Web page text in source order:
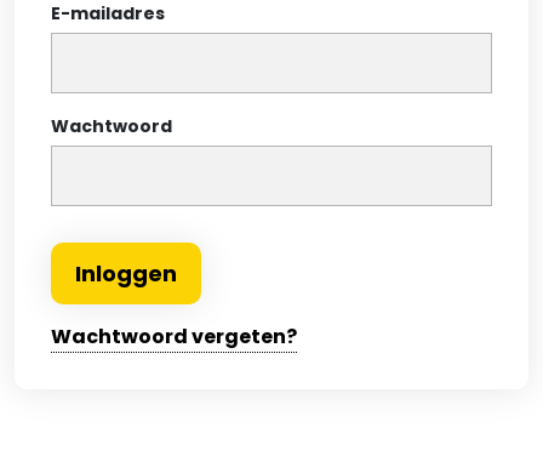
E-mailadres
Wachtwoord
Inloggen
Wachtwoord vergeten?